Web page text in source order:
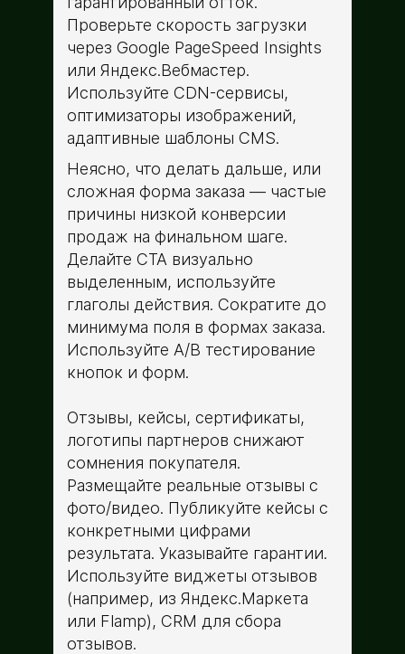
Проверьте скорость загрузки
через Google PageSpeed Insights
или Яндекс.Вебмастер.
Используйте CDN-сервисы,
оптимизаторы изображений,
адаптивные шаблоны CMS.
Неясно, что делать дальше, или
сложная форма заказа — частые
причины низкой конверсии
продаж на финальном шаге.
Делайте CTA визуально
выделенным, используйте
глаголы действия. Сократите до
минимума поля в формах заказа.
Используйте A/B тестирование
кнопок и форм.
Отзывы, кейсы, сертификаты,
логотипы партнеров снижают
сомнения покупателя.
Размещайте реальные отзывы с
фото/видео. Публикуйте кейсы с
конкретными цифрами
результата. Указывайте гарантии.
Используйте виджеты отзывов
(например, из Яндекс.Маркета
или Flamp), CRM для сбора
отзывов.